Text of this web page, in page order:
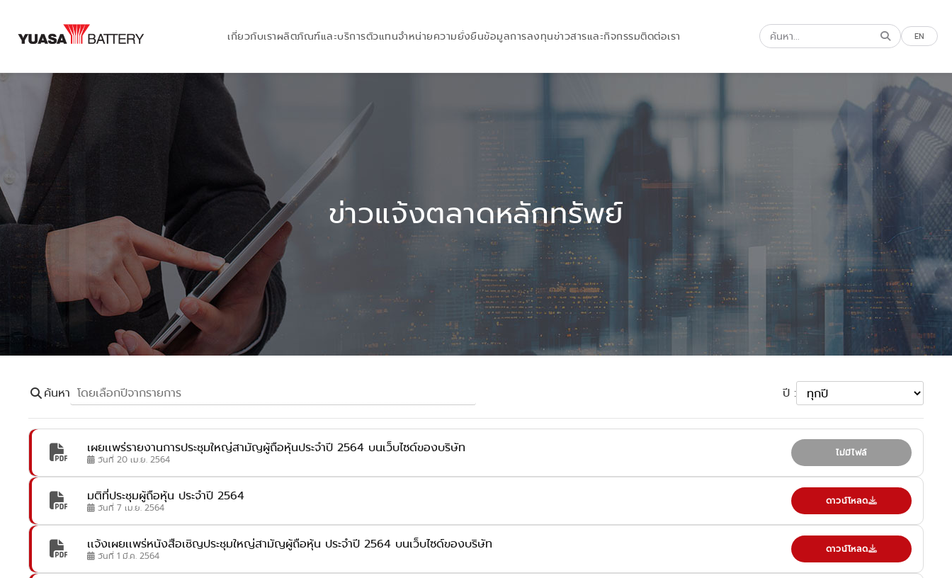
เกี่ยวกับเราผลิตภัณฑ์และบริการตัวแทนจำหน่ายความยั่งยืนข้อมูลการลงทุนข่าวสารและกิจกรรมติดต่อเรา EN
ข่าวแจ้งตลาดหลักทรัพย์
ค้นหา ปี :
เผยเเพร่รายงานการประชุมใหญ่สามัญผู้ถือหุ้นประจำปี 2564 บนเว็บไซด์ของบริษัท
วันที่ 20 เม.ย. 2564
ไม่มีไฟล์
มติที่ประชุมผู้ถือหุ้น ประจำปี 2564
วันที่ 7 เม.ย. 2564
ดาวน์โหลด
เเจ้งเผยเเพร่หนังสือเชิญประชุมใหญ่สามัญผู้ถือหุ้น ประจำปี 2564 บนเว็บไซด์ของบริษัท
วันที่ 1 มี.ค. 2564
ดาวน์โหลด